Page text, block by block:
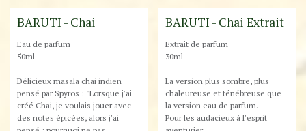
Best-Seller !
BARUTI - Chai
Eau de parfum
50ml
Délicieux masala chai indien
pensé par Spyros : "Lorsque j'ai
créé Chai, je voulais jouer avec
des notes épicées, alors j'ai
Best-Seller !
BARUTI - Chai Extrait
Extrait de parfum
30ml
La version plus sombre, plus
chaleureuse et ténébreuse que
la version eau de parfum.
Pour les audacieux à l'esprit